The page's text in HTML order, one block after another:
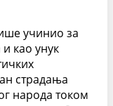
учинио за
као унук
страдања
народа током